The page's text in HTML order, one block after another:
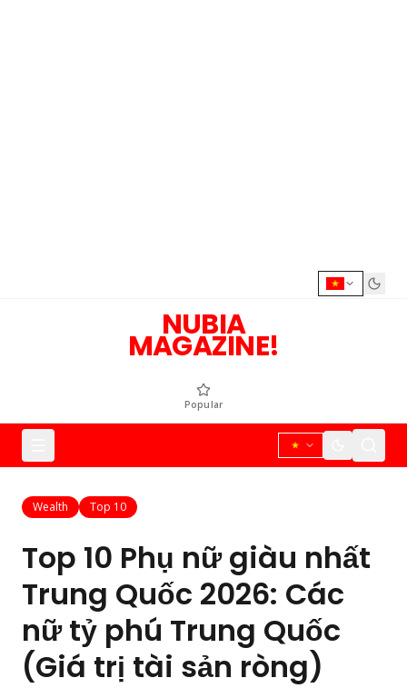
NUBIA
MAGAZINE!
Popular
Wealth Top 10
Top 10 Phụ nữ giàu nhất
Trung Quốc 2026: Các
nữ tỷ phú Trung Quốc
(Giá trị tài sản ròng)